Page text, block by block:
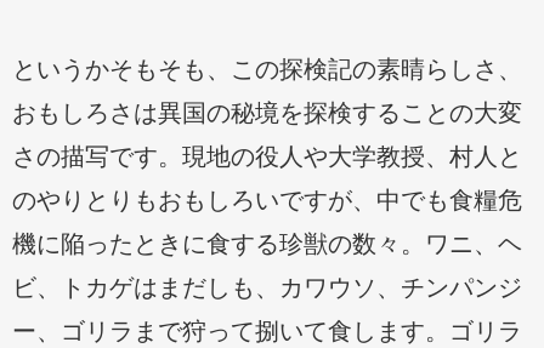
というかそもそも、この探検記の素晴らしさ、
おもしろさは異国の秘境を探検することの大変
さの描写です。現地の役人や大学教授、村人と
のやりとりもおもしろいですが、中でも食糧危
機に陥ったときに食する珍獣の数々。ワニ、ヘ
ビ、トカゲはまだしも、カワウソ、チンパンジ
ー、ゴリラまで狩って捌いて食します。ゴリラ